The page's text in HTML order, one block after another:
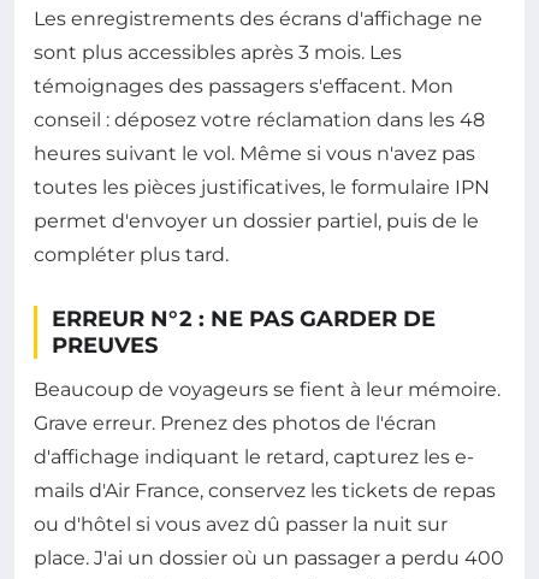
Les enregistrements des écrans d'affichage ne
sont plus accessibles après 3 mois. Les
témoignages des passagers s'effacent. Mon
conseil : déposez votre réclamation dans les 48
heures suivant le vol. Même si vous n'avez pas
toutes les pièces justificatives, le formulaire IPN
permet d'envoyer un dossier partiel, puis de le
compléter plus tard.
ERREUR N°2 : NE PAS GARDER DE
PREUVES
Beaucoup de voyageurs se fient à leur mémoire.
Grave erreur. Prenez des photos de l'écran
d'affichage indiquant le retard, capturez les e-
mails d'Air France, conservez les tickets de repas
ou d'hôtel si vous avez dû passer la nuit sur
place. J'ai un dossier où un passager a perdu 400